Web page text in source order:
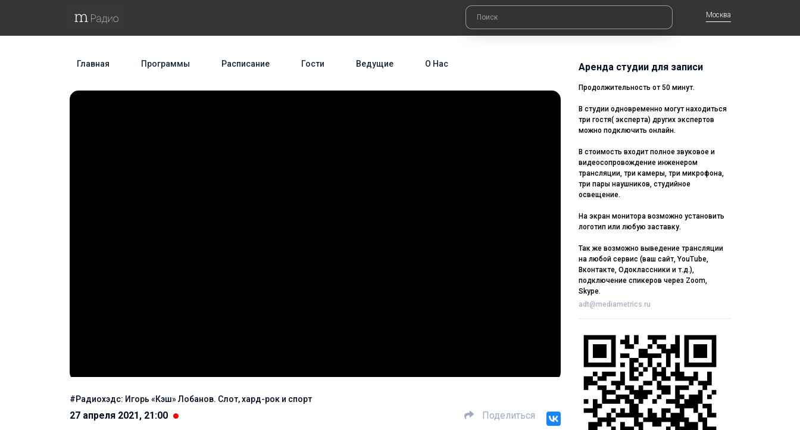
Москва
Главная Программы Расписание Гости Ведущие О Нас
#Радиохэдс: Игорь «Кэш» Лобанов. Слот, хард-рок и спорт
27 апреля 2021, 21:00 Поделиться
Аренда студии для записи
Продолжительность от 50 минут.
В студии одновременно могут находиться
три гостя( эксперта) других экспертов
можно подключить онлайн.
В стоимость входит полное звуковое и
видеосопровождение инженером
трансляции, три камеры, три микрофона,
три пары наушников, студийное
освещение.
На экран монитора возможно установить
логотип или любую заставку.
Так же возможно выведение трансляции
на любой сервис (ваш сайт, YouTube,
Вконтакте, Одоклассники и т.д.),
подключение спикеров через Zoom,
Skype.
adt@mediametrics.ru